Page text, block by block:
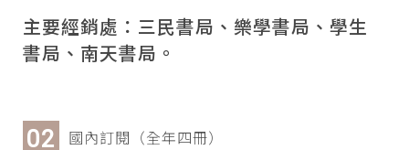
主要經銷處：三民書局、樂學書局、學生
書局、南天書局。
國內訂閱（全年四冊）